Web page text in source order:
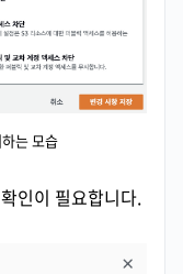
는 모습
인이 필요합니다.